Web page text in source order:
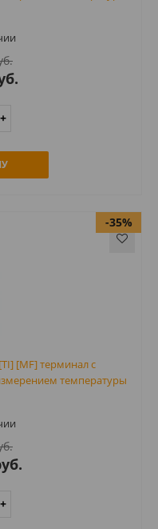
[MF] терминал с
температуры
-35%